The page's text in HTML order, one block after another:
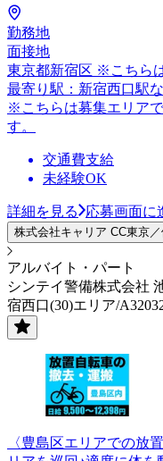
勤務地
面接地
東京都新宿区 ※こちら
最寄り駅：新宿西口駅
※こちらは募集エリア
す。
交通費支給
未経験OK
詳細を見る 応募画面に
株式会社キャリア CC東京
アルバイト・パート
シンテイ警備株式会社
宿西口(30)エリア/
〈豊島区エリアでの放